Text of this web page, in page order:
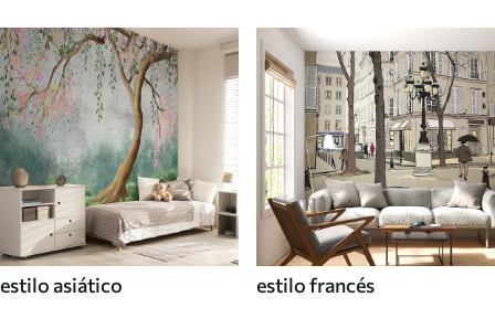
estilo asiático estilo francés